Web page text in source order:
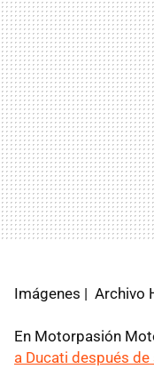
Imágenes | Archivo
En Motorpasión
a Ducati después